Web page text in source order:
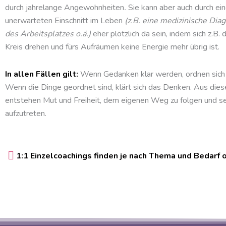
durch jahrelange Angewohnheiten. Sie kann aber auch durch
unerwarteten Einschnitt im Leben (z.B. eine medizinische
des Arbeitsplatzes o.ä.)eher plötzlich da sein, indem sich z.B.
Kreis drehen und fürs Aufräumen keine Energie mehr übrig ist.
In allen Fällen gilt: Wenn Gedanken klar werden, ordnen
Wenn die Dinge geordnet sind, klärt sich das Denken. Aus
entstehen Mut und Freiheit, dem eigenen Weg zu folgen und
aufzutreten.
1:1 Einzelcoachings finden je nach Thema und